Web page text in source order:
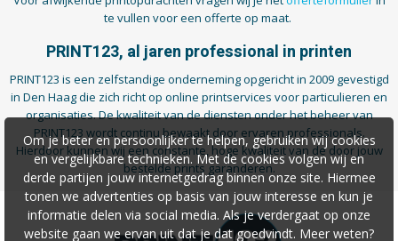
te vullen voor een offerte op maat.
PRINT123, al jaren professional in printen
PRINT123 is een zelfstandige onderneming opgericht in 2009 gevestigd
in Den Haag die zich richt op online printservices voor particulieren en
organisaties. De kwaliteit van de diensten onder het beheer van
PRINT123 wordt continu bewaakt door ervaren professionals.
Hierdoor kunnen wij een constante, hoge kwaliteit van de door jouw
bestelde prints garanderen.
Om je beter en persoonlijker te helpen, gebruiken wij cookies
en vergelijkbare technieken. Met de cookies volgen wij en
derde partijen jouw internetgedrag binnen onze site. Hiermee
tonen we advertenties op basis van jouw interesse en kun je
informatie delen via social media. Als je verdergaat op onze
website gaan we ervan uit dat je dat goedvindt. Meer weten?